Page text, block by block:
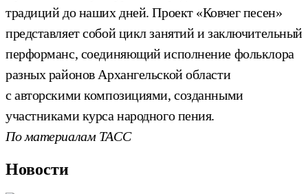
традиций до наших дней. Проект «Ковчег песен»
представляет собой цикл занятий и заключительный
перформанс, соединяющий исполнение фольклора
разных районов Архангельской области
с авторскими композициями, созданными
участниками курса народного пения.
По материалам ТАСС
Новости